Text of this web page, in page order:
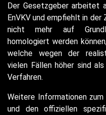
Der Gesetzgeber arbeitet
EnVKV und empfiehlt in
nicht mehr auf
homologiert werden
welche wegen der
vielen Fällen höher sind
Verfahren.
Weitere Informationen
und den offiziellen